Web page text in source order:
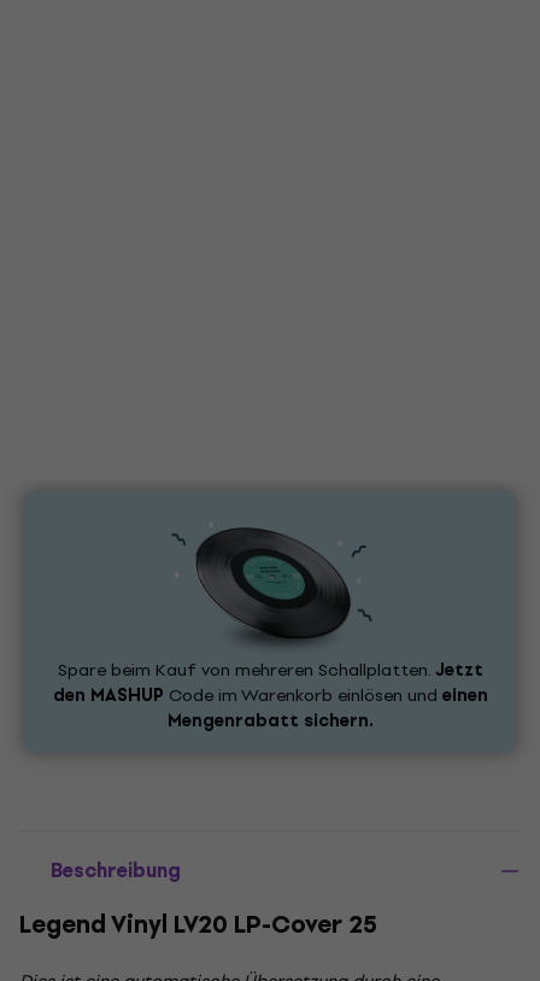
Spare beim Kauf von mehreren Schallplatten.Jetzt
den MASHUP Code im Warenkorb einlösen und einen
Mengenrabatt sichern.
Beschreibung
Legend Vinyl LV20 LP-Cover 25